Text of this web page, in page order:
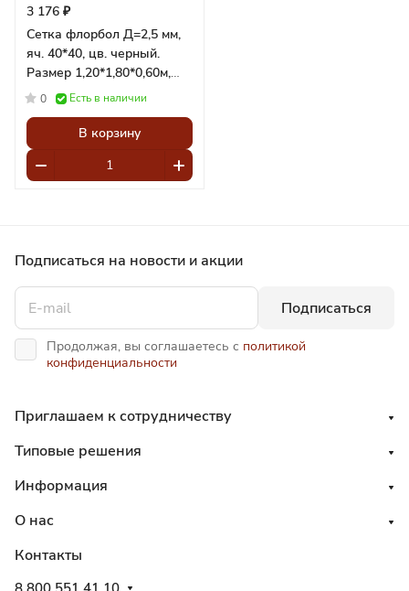
3 176 ₽
Сетка флорбол Д=2,5 мм,
яч. 40*40, цв. черный.
Размер 1,20*1,80*0,60м,
(пара) Pioner A14684
0 Есть в наличии
В корзину
Подписаться на новости и акции
Подписаться
Продолжая, вы соглашаетесь с политикой
конфиденциальности
Приглашаем к сотрудничеству
Типовые решения
Информация
О нас
Контакты